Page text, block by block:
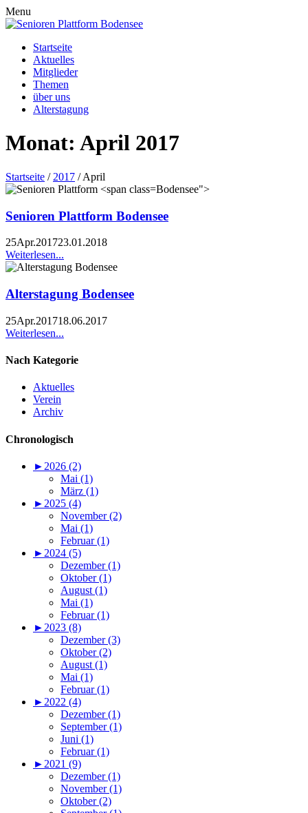
Menu
Startseite
Aktuelles
Mitglieder
Themen
über uns
Alterstagung
Monat: April 2017
Startseite / 2017 /April
Bodensee">
Senioren Plattform Bodensee
25Apr.201723.01.2018
Weiterlesen...
Alterstagung Bodensee
25Apr.201718.06.2017
Weiterlesen...
Nach Kategorie
Aktuelles
Verein
Archiv
Chronologisch
► 2026 (2)
Mai (1)
März (1)
► 2025 (4)
November (2)
Mai (1)
Februar (1)
► 2024 (5)
Dezember (1)
Oktober (1)
August (1)
Mai (1)
Februar (1)
► 2023 (8)
Dezember (3)
Oktober (2)
August (1)
Mai (1)
Februar (1)
► 2022 (4)
Dezember (1)
September (1)
Juni (1)
Februar (1)
► 2021 (9)
Dezember (1)
November (1)
Oktober (2)